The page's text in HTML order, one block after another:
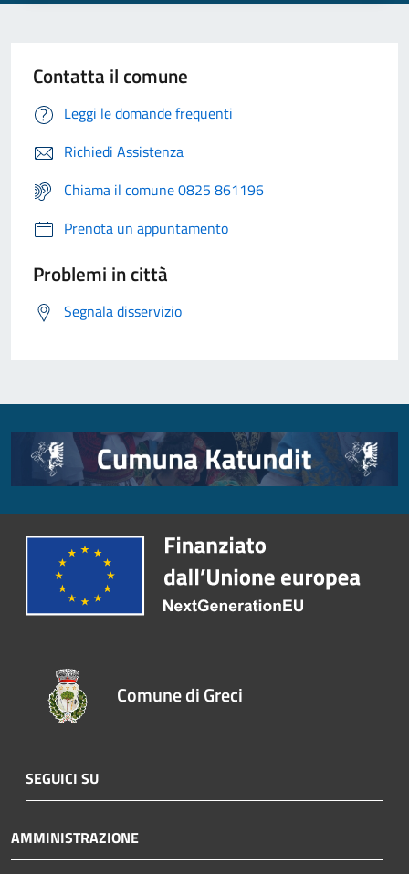
Contatta il comune
Leggi le domande frequenti
Richiedi Assistenza
Chiama il comune 0825 861196
Prenota un appuntamento
Problemi in città
Segnala disservizio
Comune di Greci
SEGUICI SU
AMMINISTRAZIONE